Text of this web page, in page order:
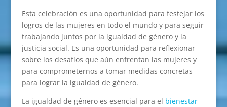
Esta celebración es una oportunidad para festejar los
logros de las mujeres en todo el mundo y para seguir
trabajando juntos por la igualdad de género y la
justicia social. Es una oportunidad para reflexionar
sobre los desafíos que aún enfrentan las mujeres y
para comprometernos a tomar medidas concretas
para lograr la igualdad de género.
La igualdad de género es esencial para el bienestar